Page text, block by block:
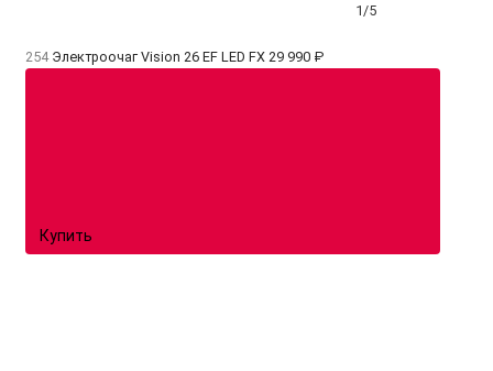
1/5
254 Электроочаг Vision 26 EF LED FX 29 990 ₽
Купить